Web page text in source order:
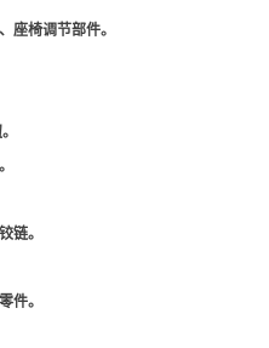
座椅调节部件。
链。
件。